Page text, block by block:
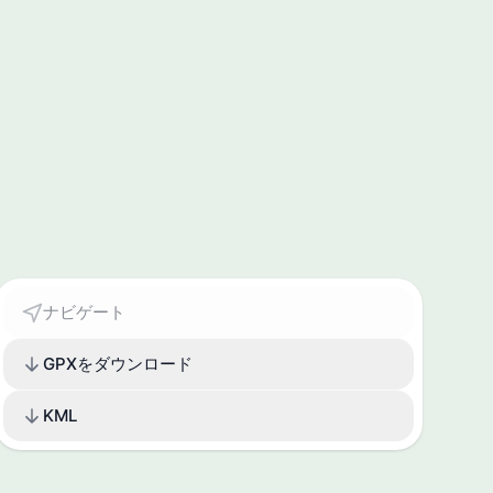
ナビゲート
GPXをダウンロード
KML